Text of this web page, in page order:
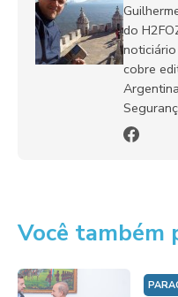
do
cobre
Você também